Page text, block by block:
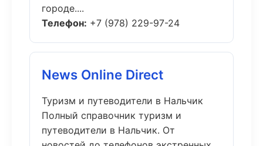
городе....
Телефон: +7 (978) 229-97-24
News Online Direct
Туризм и путеводители в Нальчик
Полный справочник туризм и
путеводители в Нальчик. От